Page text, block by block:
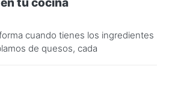
cuando tienes los ingredientes
de quesos, cada